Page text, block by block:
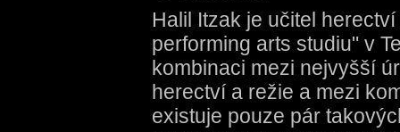
Halil Itzak je učitel
performing arts studiu" v
kombinaci mezi nejvyšší
herectví a režie a mezi
existuje pouze pár